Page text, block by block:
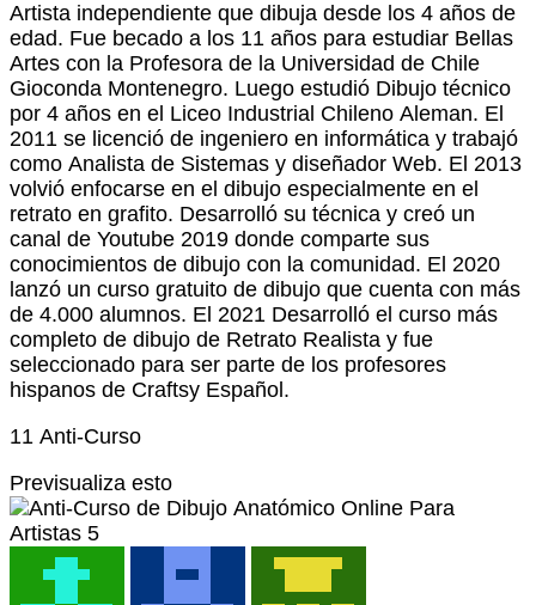
Artista independiente que dibuja desde los 4 años de
edad. Fue becado a los 11 años para estudiar Bellas
Artes con la Profesora de la Universidad de Chile
Gioconda Montenegro. Luego estudió Dibujo técnico
por 4 años en el Liceo Industrial Chileno Aleman. El
2011 se licenció de ingeniero en informática y trabajó
como Analista de Sistemas y diseñador Web. El 2013
volvió enfocarse en el dibujo especialmente en el
retrato en grafito. Desarrolló su técnica y creó un
canal de Youtube 2019 donde comparte sus
conocimientos de dibujo con la comunidad. El 2020
lanzó un curso gratuito de dibujo que cuenta con más
de 4.000 alumnos. El 2021 Desarrolló el curso más
completo de dibujo de Retrato Realista y fue
seleccionado para ser parte de los profesores
hispanos de Craftsy Español.
11 Anti-Curso
Previsualiza esto